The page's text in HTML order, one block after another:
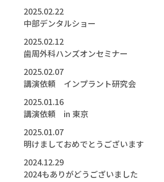
2025.02.22
中部デンタルショー
2025.02.12
歯周外科ハンズオンセミナー
2025.02.07
講演依頼 インプラント研究会
2025.01.16
講演依頼 in 東京
2025.01.07
明けましておめでとうございます
2024.12.29
2024もありがどうございました